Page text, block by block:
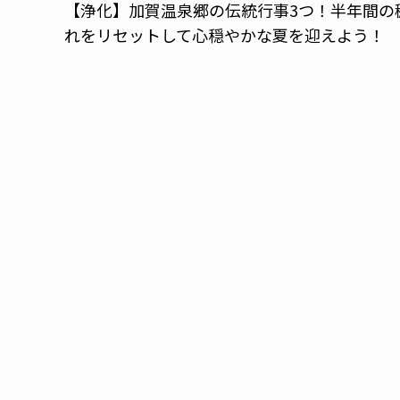
【浄化】加賀温泉郷の伝統行事3つ！半年間の
れをリセットして心穏やかな夏を迎えよう！